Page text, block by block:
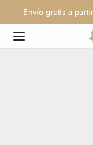
Envío gratis a